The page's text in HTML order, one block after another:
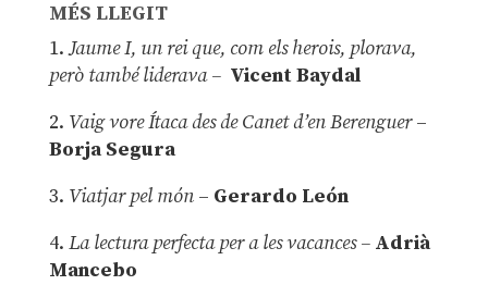
MÉS LLEGIT
1.Jaume I, un rei que, com els herois, plorava,
però també liderava – Vicent Baydal
2. Vaig vore Ítaca des de Canet d’en Berenguer–
Borja Segura
3. Viatjar pel món – Gerardo León
4. La lectura perfecta per a les vacances –Adrià
Mancebo